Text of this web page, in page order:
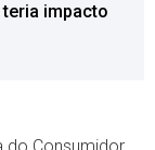
impacto